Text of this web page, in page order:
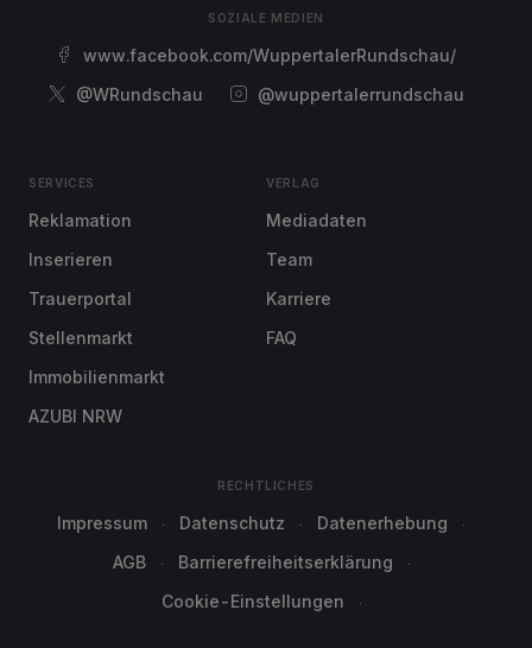
SOZIALE MEDIEN
www.facebook.com/WuppertalerRundschau/
@WRundschau
@wuppertalerrundschau
SERVICES
Reklamation
Inserieren
Trauerportal
Stellenmarkt
Immobilienmarkt
AZUBI NRW
VERLAG
Mediadaten
Team
Karriere
FAQ
RECHTLICHES
Impressum Datenschutz
Datenerhebung
AGB
Barrierefreiheitserklärung
Cookie-Einstellungen